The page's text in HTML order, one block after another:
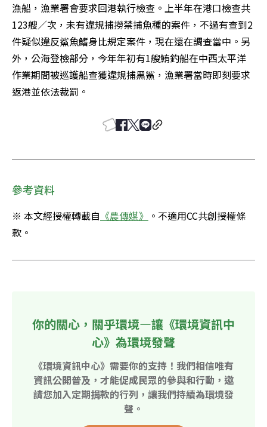
漁船，漁業署會要求回港執行檢查。上半年在港口檢查共
123艘／次，未有違規捕撈禁捕魚種的案件，不過有查到2
件疑似違反鯊魚鰭身比規定案件，現在還在調查當中。另
外，公海登檢部分，今年年初有1艘鮪釣船在中西太平洋
作業期間被巡護船查獲違規捕黑鯊，漁業署當時即刻要求
返港並依法裁罰。
參考資料
※ 本文經授權轉載自 《農傳媒》 。不適用CC共創授權條
款。
你的關心，關乎環境—讓《環境資訊中
心》為環境發聲
《環境資訊中心》需要你的支持！我們相信唯有
資訊公開普及，才能促成民眾的參與和行動，邀
請您加入定期捐款的行列，讓我們持續為環境發
聲。